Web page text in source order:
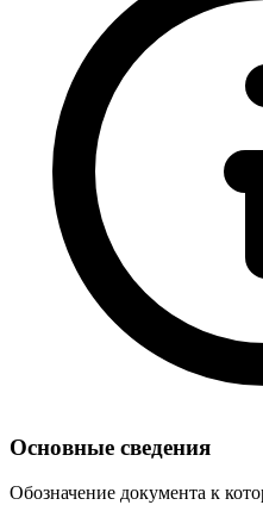
Основные сведения
Обозначение документа к